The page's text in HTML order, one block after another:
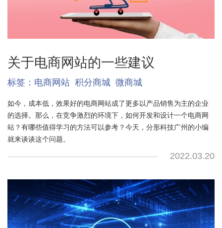
关于电商网站的一些建议
标签： 电商网站 积分商城 微商城
如今，成本低，效果好的电商网站成了更多以产品销售为主的企业
的选择。那么，在竞争激烈的环境下，如何开发和设计一个电商网
站？有哪些值得学习的方法可以参考？今天，分形科技广州的小编
就来谈谈这个问题。
2022.03.20